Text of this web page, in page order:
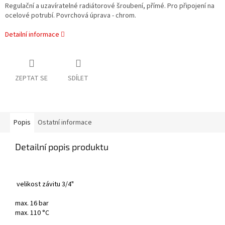
Regulační a uzavíratelné radiátorové šroubení, přímé. Pro připojení na
ocelové potrubí. Povrchová úprava - chrom.
Detailní informace
ZEPTAT SE SDÍLET
Popis Ostatní informace
Detailní popis produktu
velikost závitu 3/4"
max. 16 bar
max. 110 °C